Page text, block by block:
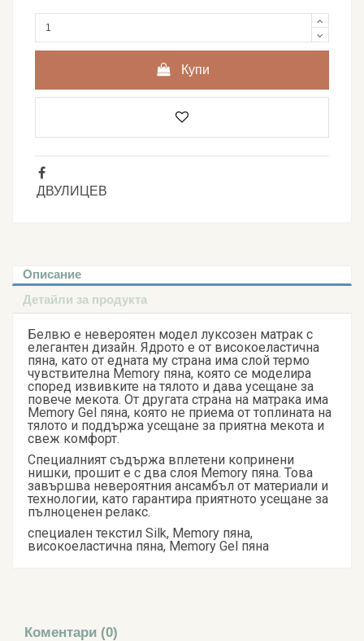
Купи
ДВУЛИЦЕВ
Описание
Детайли за продукта
Белвю е невероятен модел луксозен матрак с
елегантен дизайн. Ядрото е от високоеластична
пяна, като от едната му страна има слой термо
чувствителна Memory пяна, която се моделира
според извивките на тялото и дава усещане за
повече мекота. От другата страна на матрака има
Memory Gel пяна, която не приема от топлината на
тялото и поддържа усещане за приятна мекота и
свеж комфорт.
Специалният съдържа вплетени копринени
нишки, прошит е с два слоя Memory пяна. Това
завършва невероятния ансамбъл от материали и
технологии, като гарантира приятното усещане за
пълноценен релакс.
специален текстил Silk, Memory пяна,
високоеластична пяна, Memory Gel пяна
Коментари (0)